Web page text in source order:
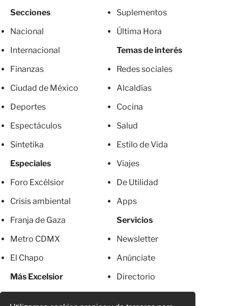
Secciones
Nacional
Internacional
Finanzas
Ciudad de México
Deportes
Espectáculos
Sintetika
Especiales
Foro Excélsior
Crisis ambiental
Franja de Gaza
Metro CDMX
El Chapo
Más Excelsior
Suplementos
Última Hora
Temas de interés
Redes sociales
Alcaldías
Cocina
Salud
Estilo de Vida
Viajes
De Utilidad
Apps
Servicios
Newsletter
Anúnciate
Directorio